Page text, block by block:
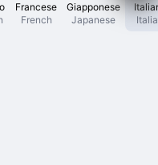
Francese
French
Giapponese
Japanese